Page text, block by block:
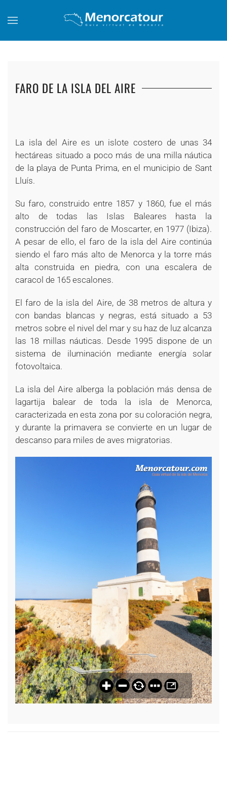
Skip to main content
FARO DE LA ISLA DEL AIRE
La isla del Aire es un islote costero de unas 34
hectáreas situado a poco más de una milla náutica
de la playa de Punta Prima, en el municipio de Sant
Lluís.
Su faro, construido entre 1857 y 1860, fue el más
alto de todas las Islas Baleares hasta la
construcción del faro de Moscarter, en 1977 (Ibiza).
A pesar de ello, el faro de la isla del Aire continúa
siendo el faro más alto de Menorca y la torre más
alta construida en piedra, con una escalera de
caracol de 165 escalones.
El faro de la isla del Aire, de 38 metros de altura y
con bandas blancas y negras, está situado a 53
metros sobre el nivel del mar y su haz de luz alcanza
las 18 millas náuticas. Desde 1995 dispone de un
sistema de iluminación mediante energía solar
fotovoltaica.
La isla del Aire alberga la población más densa de
lagartija balear de toda la isla de Menorca,
caracterizada en esta zona por su coloración negra,
y durante la primavera se convierte en un lugar de
descanso para miles de aves migratorias.